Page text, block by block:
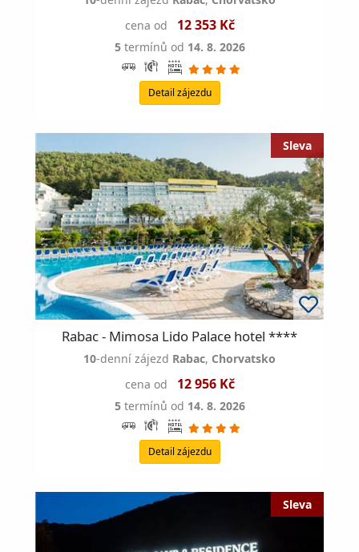
cena od
12 353 Kč
5termínů od 14. 8. 2026
Detail zájezdu
Rabac - Mimosa Lido Palace hotel ****
10-denní zájezd Rabac, Chorvatsko
cena od
12 956 Kč
5termínů od 14. 8. 2026
Detail zájezdu